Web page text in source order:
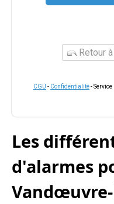
Retour
CGU - Confidentialité-
Les
d'alarmes